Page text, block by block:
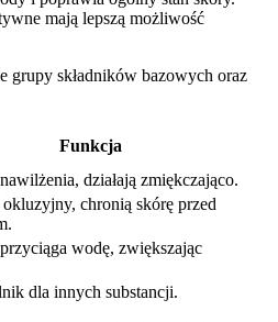
mają lepszą możliwość
grupy składników bazowych oraz
Funkcja
działają zmiękczająco.
chronią skórę przed
wodę, zwiększając
dla innych substancji.